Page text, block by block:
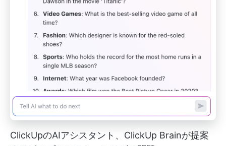
ClickUpのAIアシスタント、ClickUp Brainが提案